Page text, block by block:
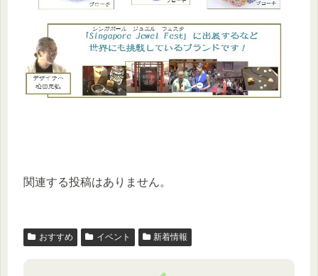
関連する投稿はありません。
おすすめ イベント 新着情報